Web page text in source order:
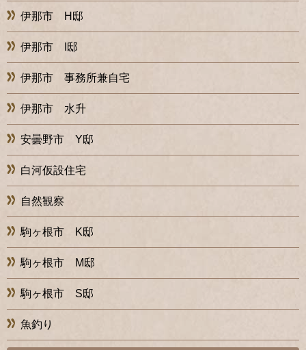
伊那市 H邸
伊那市 I邸
伊那市 事務所兼自宅
伊那市 水升
安曇野市 Y邸
白河仮設住宅
自然観察
駒ヶ根市 K邸
駒ヶ根市 M邸
駒ヶ根市 S邸
魚釣り